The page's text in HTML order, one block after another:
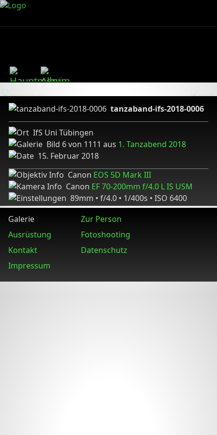
tanzaband-ifs-2018-0006
IfS Uni Tübingen
Bild 6 von 1111 aus 1. Tanzabend 2018
15. Februar 2018
Canon EOS 5D Mark III
Canon EF 70-200mm f/4.0 L IS USM
89mm • f/4.0 • 1/400s • ISO 6400
Galerie
Zur Person
Ausrüstung
Fotoshooting
Kontakt
Datenschutz
Impressum